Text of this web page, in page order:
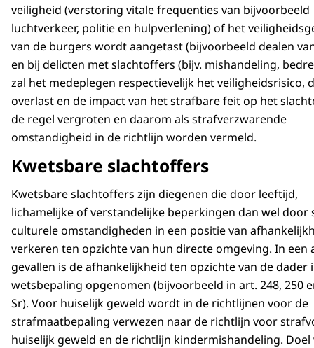
veiligheid (verstoring vitale frequenties van bijvoorbeeld
luchtverkeer, politie en hulpverlening) of het
van de burgers wordt aangetast (bijvoorbeeld dealen
en bij delicten met slachtoffers (bijv. mishandeling,
zal het medeplegen respectievelijk het veiligheidsrisico,
overlast en de impact van het strafbare feit op het
de regel vergroten en daarom als strafverzwarende
omstandigheid in de richtlijn worden vermeld.
Kwetsbare slachtoffers
Kwetsbare slachtoffers zijn diegenen die door leeftijd,
lichamelijke of verstandelijke beperkingen dan wel door
culturele omstandigheden in een positie van
verkeren ten opzichte van hun directe omgeving. In een
gevallen is de afhankelijkheid ten opzichte van de dader
wetsbepaling opgenomen (bijvoorbeeld in art. 248, 250
Sr). Voor huiselijk geweld wordt in de richtlijnen voor de
strafmaatbepaling verwezen naar de richtlijn voor
huiselijk geweld en de richtlijn kindermishandeling. Doel